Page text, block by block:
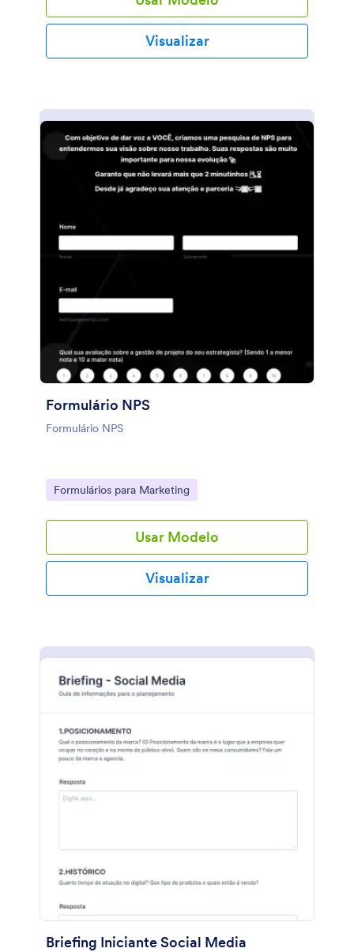
Visualizar
Formulário NPS
Formulário NPS
Go to Category:
Formulários para Marketing
Usar Modelo
Visualizar
Briefing Iniciante Social Media